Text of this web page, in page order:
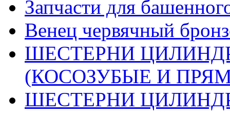
Запчасти для
Венец червячный
ШЕСТЕРНИ
(КОСОЗУБЫЕ И
ШЕСТЕРНИ